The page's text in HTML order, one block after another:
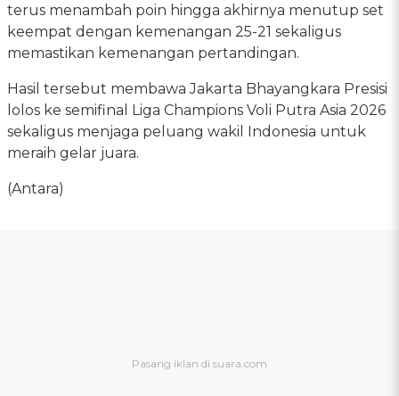
terus menambah poin hingga akhirnya menutup set
keempat dengan kemenangan 25-21 sekaligus
memastikan kemenangan pertandingan.
Hasil tersebut membawa Jakarta Bhayangkara Presisi
lolos ke semifinal Liga Champions Voli Putra Asia 2026
sekaligus menjaga peluang wakil Indonesia untuk
meraih gelar juara.
(Antara)